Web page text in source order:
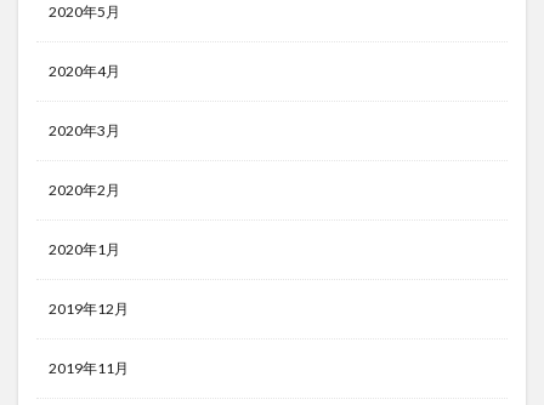
2020年5月
2020年4月
2020年3月
2020年2月
2020年1月
2019年12月
2019年11月